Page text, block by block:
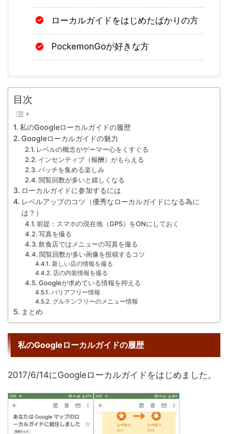
ローカルガイドをはじめたばかりの方
PockemonGoが好きな方
目次
私のGoogleローカルガイドの履歴
Googleローカルガイドの魅力
レベルの概念がゲーマー心をくすぐる
インセンティブ（報酬）がもらえる
バッチを集める楽しみ
閲覧回数が多いと嬉しくなる
ローカルガイドに参加するには
レベルアップのコツ（優秀なローカルガイドになる為に
は？）
前提：スマホの現在地（GPS）をONにしておく
写真を撮る
飲食店ではメニューの写真を撮る
閲覧回数が多い画像を投稿するコツ
新しい店の情報を撮る
店の内装情報を撮る
Googleが求めている情報を抑える
バリアフリー情報
グルテンフリーのメニュー情報
まとめ
私のGoogleローカルガイドの履歴
2017/6/14にGoogleローカルガイドをはじめました。